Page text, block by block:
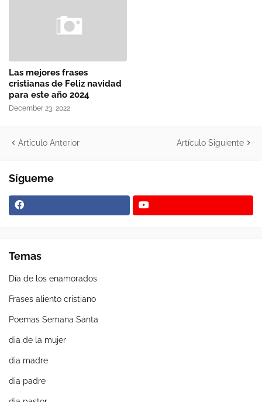
Las mejores frases
cristianas de Feliz navidad
para este año 2024
December 23, 2022
Artículo Anterior Artículo Siguiente
Sígueme
Temas
Día de los enamorados
Frases aliento cristiano
Poemas Semana Santa
dia de la mujer
dia madre
dia padre